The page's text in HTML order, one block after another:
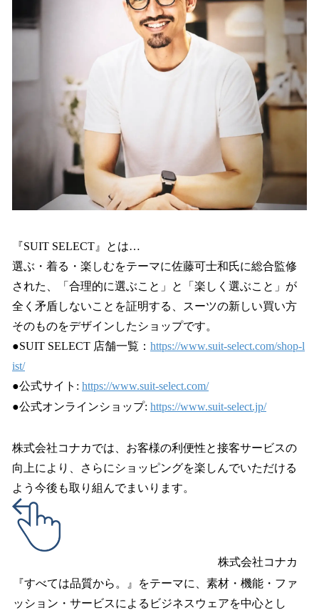
『SUIT SELECT』とは…
選ぶ・着る・楽しむをテーマに佐藤可士和氏に総合監修
された、「合理的に選ぶこと」と「楽しく選ぶこと」が
全く矛盾しないことを証明する、スーツの新しい買い方
そのものをデザインしたショップです。
●SUIT SELECT 店舗一覧： https://www.suit-select.com/shop-l
ist/
●公式サイト: https://www.suit-select.com/
●公式オンラインショップ: https://www.suit-select.jp/
株式会社コナカでは、お客様の利便性と接客サービスの
向上により、さらにショッピングを楽しんでいただける
よう今後も取り組んでまいります。
株式会社コナカ
『すべては品質から。』をテーマに、素材・機能・ファ
ッション・サービスによるビジネスウェアを中心とし